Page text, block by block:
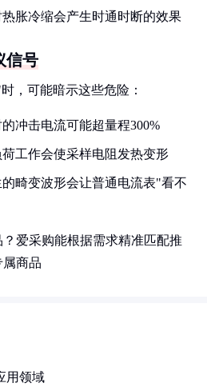
胀冷缩会产生时通时断的效果
信号
，可能暗示这些危险：
冲击电流可能超量程300%
荷工作会使采样电阻发热变形
畸变波形会让普通电流表"看不
爱采购能根据需求精准匹配推
商品
用领域